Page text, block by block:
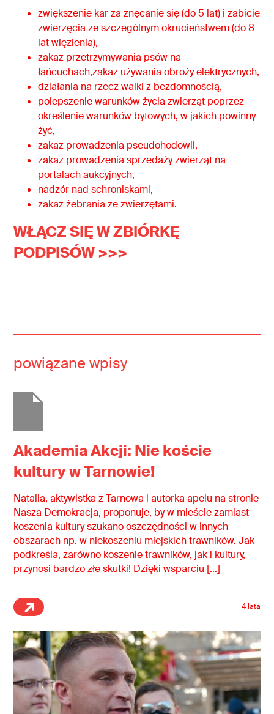
zwiększenie kar za znęcanie się (do 5 lat) i zabicie
zwierzęcia ze szczególnym okrucieństwem (do 8
lat więzienia),
zakaz przetrzymywania psów na
łańcuchach,zakaz używania obroży elektrycznych,
działania na rzecz walki z bezdomnością,
polepszenie warunków życia zwierząt poprzez
określenie warunków bytowych, w jakich powinny
żyć,
zakaz prowadzenia pseudohodowli,
zakaz prowadzenia sprzedaży zwierząt na
portalach aukcyjnych,
nadzór nad schroniskami,
zakaz żebrania ze zwierzętami.
WŁĄCZ SIĘ W ZBIÓRKĘ
PODPISÓW >>>
powiązane wpisy
Akademia Akcji: Nie koście
kultury w Tarnowie!
Natalia, aktywistka z Tarnowa i autorka apelu na stronie
Nasza Demokracja, proponuje, by w mieście zamiast
koszenia kultury szukano oszczędności w innych
obszarach np. w niekoszeniu miejskich trawników. Jak
podkreśla, zarówno koszenie trawników, jak i kultury,
przynosi bardzo złe skutki! Dzięki wsparciu […]
4 lata